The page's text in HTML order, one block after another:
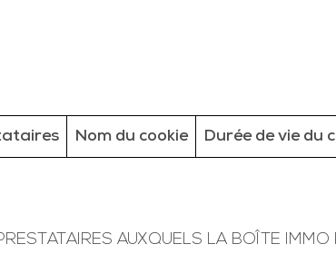
Nom du cookie Durée de vie du
AUXQUELS LA BOÎTE IMMO